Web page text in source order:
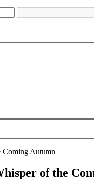
Coming Autumn
of the